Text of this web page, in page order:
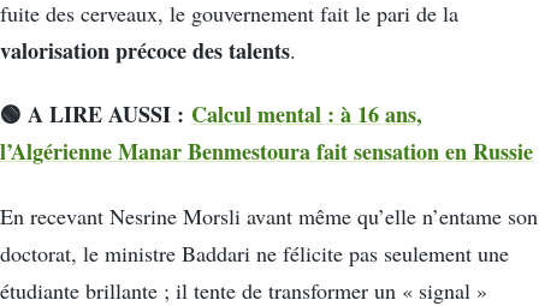
fuite des cerveaux, le gouvernement fait le pari de la
valorisation précoce des talents.
🟢 A LIRE AUSSI : Calcul mental : à 16 ans,
l’Algérienne Manar Benmestoura fait sensation en Russie
En recevant Nesrine Morsli avant même qu’elle n’entame son
doctorat, le ministre Baddari ne félicite pas seulement une
étudiante brillante ; il tente de transformer un « signal »